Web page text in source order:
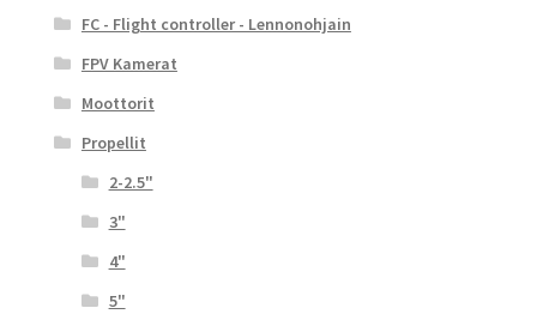
FC - Flight controller - Lennonohjain
FPV Kamerat
Moottorit
Propellit
2-2.5"
3"
4"
5"